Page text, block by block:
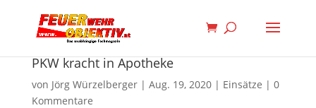
PKW kracht in Apotheke
von Jörg Würzelberger| Aug. 19, 2020| Einsätze | 0
Kommentare